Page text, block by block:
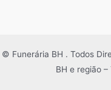
© Funerária BH . Todos
BH e região